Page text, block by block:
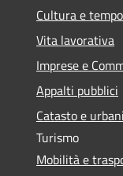
Cultura e
Vita lavorativa
Imprese e
Appalti pubblici
Catasto e
Turismo
Mobilità e